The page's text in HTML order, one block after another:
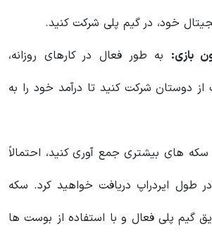
خود، در گیم پلی شرکت کنید.
بازی: به طور فعال در کارهای روزانه،
دوستان شرکت کنید تا درآمد خود را به
های بیشتری جمع آوری کنید، احتمالاً
طول ایردراپ دریافت خواهید کرد. سکه
گیم پلی فعال و با استفاده از بوست ها